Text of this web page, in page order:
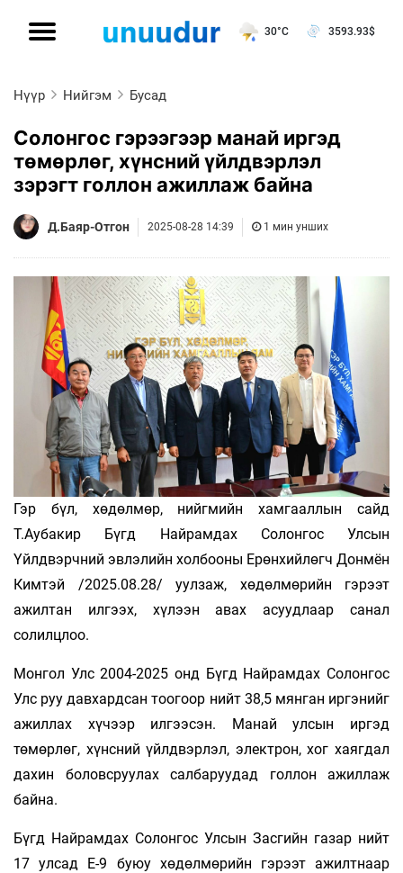
30°C 3593.93$
Нүүр Нийгэм Бусад
Солонгос гэрээгээр манай иргэд
төмөрлөг, хүнсний үйлдвэрлэл
зэрэгт голлон ажиллаж байна
Д.Баяр-Отгон 2025-08-28 14:39 1 мин унших
Гэр бүл, хөдөлмөр, нийгмийн хамгааллын сайд
Т.Аубакир Бүгд Найрамдах Солонгос Улсын
Үйлдвэрчний эвлэлийн холбооны Ерөнхийлөгч Донмён
Кимтэй /2025.08.28/ уулзаж, хөдөлмөрийн гэрээт
ажилтан илгээх, хүлээн авах асуудлаар санал
солилцлоо.
Монгол Улс 2004-2025 онд Бүгд Найрамдах Солонгос
Улс руу давхардсан тоогоор нийт 38,5 мянган иргэнийг
ажиллах хүчээр илгээсэн. Манай улсын иргэд
төмөрлөг, хүнсний үйлдвэрлэл, электрон, хог хаягдал
дахин боловсруулах салбаруудад голлон ажиллаж
байна.
Бүгд Найрамдах Солонгос Улсын Засгийн газар нийт
17 улсад E-9 буюу хөдөлмөрийн гэрээт ажилтнаар